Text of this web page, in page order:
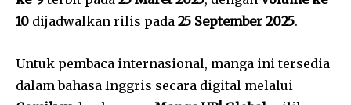
10 dijadwalkan rilis pada 25 September 2025.
Untuk pembaca internasional, manga ini tersedia
dalam bahasa Inggris secara digital melalui